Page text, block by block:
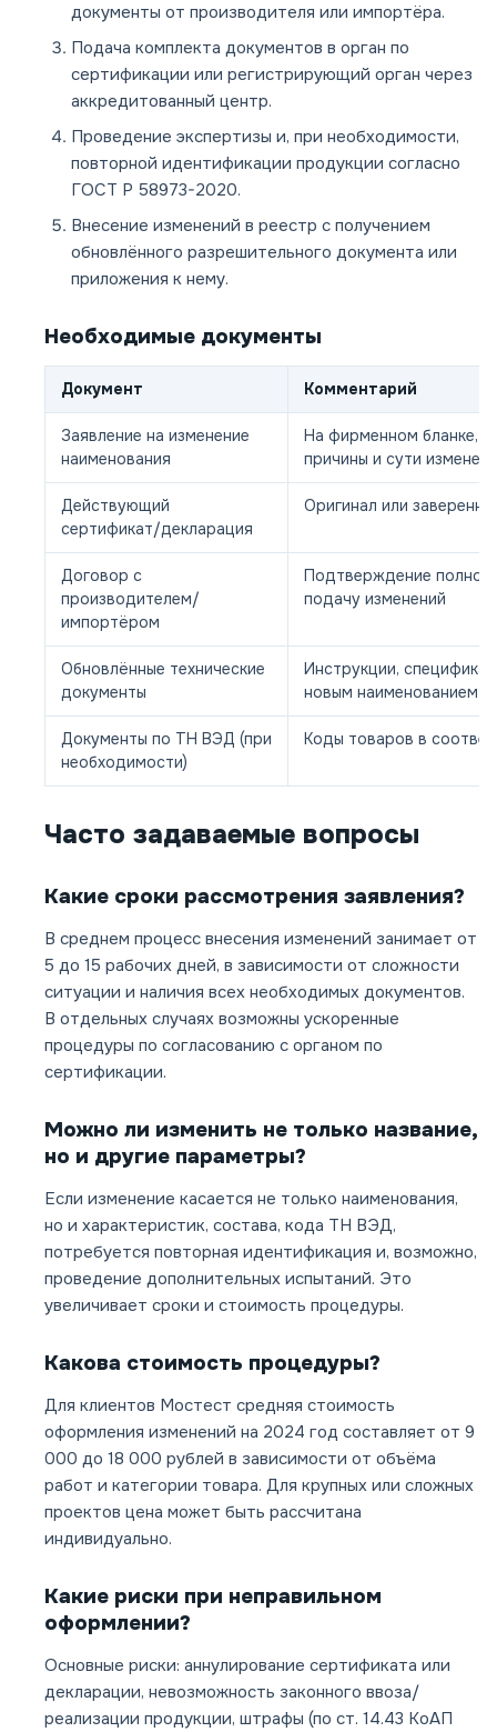
документы от производителя или импортёра.
Подача комплекта документов в орган по
сертификации или регистрирующий орган через
аккредитованный центр.
Проведение экспертизы и, при необходимости,
повторной идентификации продукции согласно
ГОСТ Р 58973-2020.
Внесение изменений в реестр с получением
обновлённого разрешительного документа или
приложения к нему.
Необходимые документы
Документ Комментарий
Заявление на изменение
наименования
На фирменном бланке, с
причины и сути
Действующий
сертификат/декларация
Оригинал или
Договор с
производителем/
импортёром
Подтверждение
подачу изменений
Обновлённые технические
документы
Инструкции,
новым наименованием
Документы по ТН ВЭД (при
необходимости)
Коды товаров в
Часто задаваемые вопросы
Какие сроки рассмотрения заявления?
В среднем процесс внесения изменений занимает от
5 до 15 рабочих дней, в зависимости от сложности
ситуации и наличия всех необходимых документов.
В отдельных случаях возможны ускоренные
процедуры по согласованию с органом по
сертификации.
Можно ли изменить не только название,
но и другие параметры?
Если изменение касается не только наименования,
но и характеристик, состава, кода ТН ВЭД,
потребуется повторная идентификация и, возможно,
проведение дополнительных испытаний. Это
увеличивает сроки и стоимость процедуры.
Какова стоимость процедуры?
Для клиентов Мостест средняя стоимость
оформления изменений на 2024 год составляет от 9
000 до 18 000 рублей в зависимости от объёма
работ и категории товара. Для крупных или сложных
проектов цена может быть рассчитана
индивидуально.
Какие риски при неправильном
оформлении?
Основные риски: аннулирование сертификата или
декларации, невозможность законного ввоза/
реализации продукции, штрафы (по ст. 14.43 КоАП